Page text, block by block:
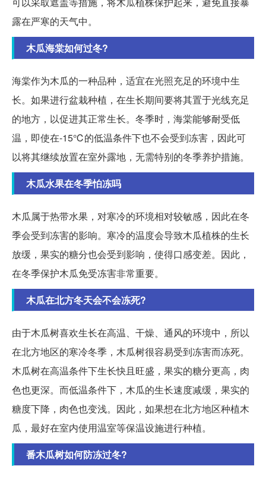
露在严寒的天气中。
木瓜海棠如何过冬?
海棠作为木瓜的一种品种，适宜在光照充足的环境中生
长。如果进行盆栽种植，在生长期间要将其置于光线充足
的地方，以促进其正常生长。冬季时，海棠能够耐受低
温，即使在-15℃的低温条件下也不会受到冻害，因此可
以将其继续放置在室外露地，无需特别的冬季养护措施。
木瓜水果在冬季怕冻吗
木瓜属于热带水果，对寒冷的环境相对较敏感，因此在冬
季会受到冻害的影响。寒冷的温度会导致木瓜植株的生长
放缓，果实的糖分也会受到影响，使得口感变差。因此，
在冬季保护木瓜免受冻害非常重要。
木瓜在北方冬天会不会冻死?
由于木瓜树喜欢生长在高温、干燥、通风的环境中，所以
在北方地区的寒冷冬季，木瓜树很容易受到冻害而冻死。
木瓜树在高温条件下生长快且旺盛，果实的糖分更高，肉
色也更深。而低温条件下，木瓜的生长速度减缓，果实的
糖度下降，肉色也变浅。因此，如果想在北方地区种植木
瓜，最好在室内使用温室等保温设施进行种植。
番木瓜树如何防冻过冬?